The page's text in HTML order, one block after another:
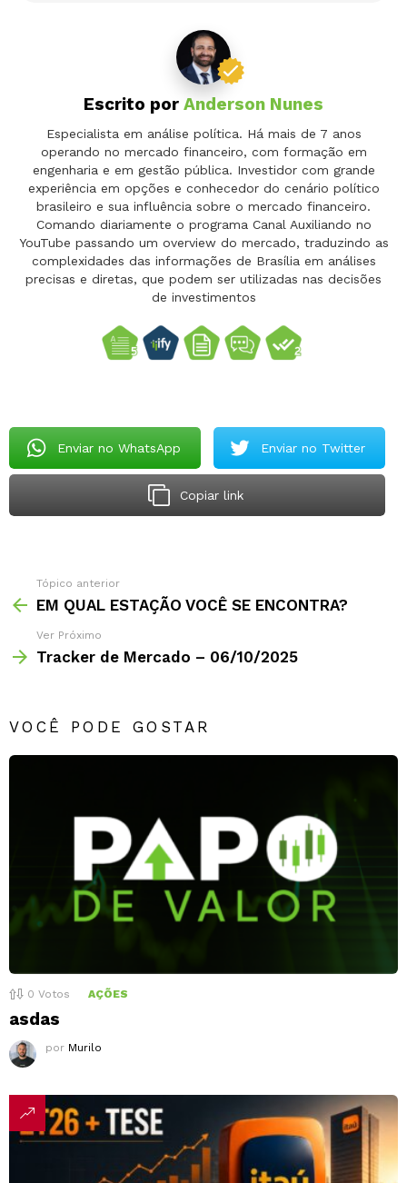
Escrito por Anderson Nunes
Especialista em análise política. Há mais de 7 anos
operando no mercado financeiro, com formação em
engenharia e em gestão pública. Investidor com grande
experiência em opções e conhecedor do cenário político
brasileiro e sua influência sobre o mercado financeiro.
Comando diariamente o programa Canal Auxiliando no
YouTube passando um overview do mercado, traduzindo as
complexidades das informações de Brasília em análises
precisas e diretas, que podem ser utilizadas nas decisões
de investimentos
Enviar no WhatsApp Enviar no Twitter
Copiar link
Tópico anterior
EM QUAL ESTAÇÃO VOCÊ SE ENCONTRA?
Ver Próximo
Tracker de Mercado – 06/10/2025
VOCÊ PODE GOSTAR
0 Votos AÇÕES
asdas
por Murilo